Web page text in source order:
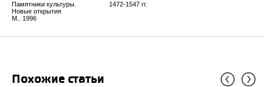
Памятники культуры.
Новые открытия
М.. 1996
1472-1547 гг.
Похожие статьи